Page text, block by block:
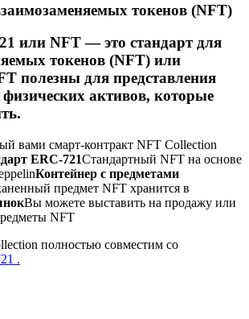
токенов (NFT)
или NFT — это стандарт для
токенов (NFT) или
полезны для представления
активов, которые
вами смарт-контракт NFT Collection
ERC-721Стандартный NFT на основе
Контейнер с предметами
предмет NFT хранится в
Вы можете выставить на продажу или
NFT
полностью совместим со
.